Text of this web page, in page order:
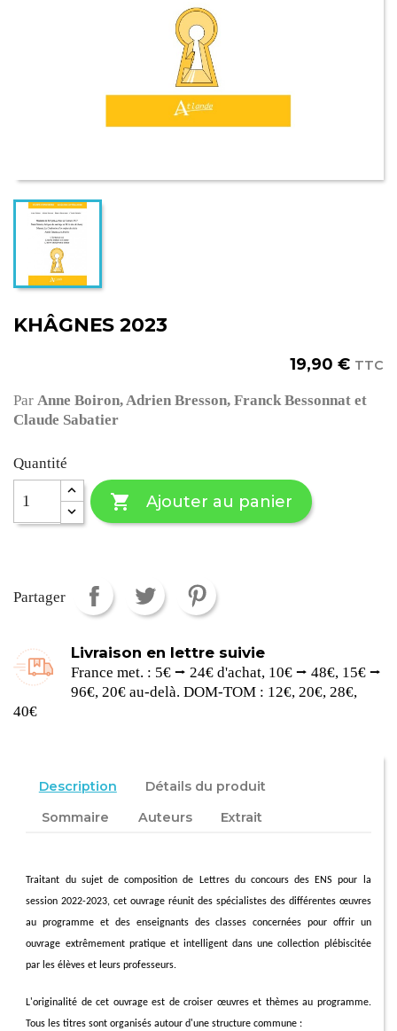
KHÂGNES 2023
19,90 € TTC
Par Anne Boiron, Adrien Bresson, Franck Bessonnat et
Claude Sabatier
Quantité
 Ajouter au panier
Partager
Livraison en lettre suivie
France met. : 5€ ⭢ 24€ d'achat, 10€ ⭢ 48€, 15€ ⭢
96€, 20€ au-delà. DOM-TOM : 12€, 20€, 28€,
40€
Description
Détails du produit
Sommaire
Auteurs Extrait
Traitant du sujet de composition de Lettres du concours des ENS pour la
session 2022-2023, cet ouvrage réunit des spécialistes des différentes œuvres
au programme et des enseignants des classes concernées pour offrir un
ouvrage extrêmement pratique et intelligent dans une collection plébiscitée
par les élèves et leurs professeurs.
L'originalité de cet ouvrage est de croiser œuvres et thèmes au programme.
Tous les titres sont organisés autour d'une structure commune :